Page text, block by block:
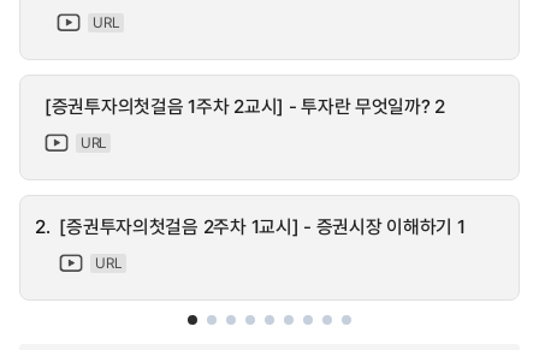
URL
[증권투자의첫걸음 1주차 2교시] - 투자란 무엇일까? 2
URL
2. [증권투자의첫걸음 2주차 1교시] - 증권시장 이해하기 1
URL